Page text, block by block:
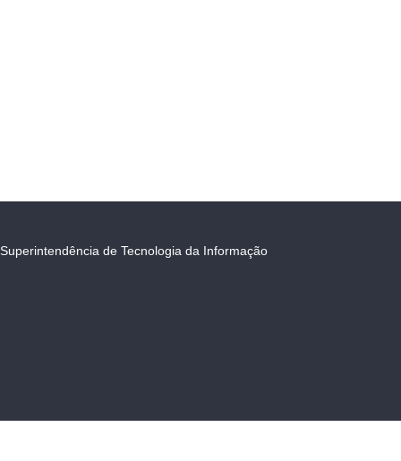
Superintendência de Tecnologia da Informação